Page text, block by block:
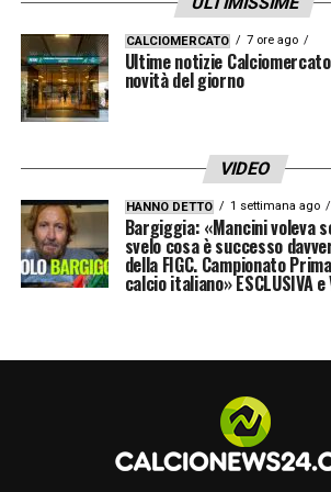
LA PLAYLIST DELLE NOSTRE
CALCIOMERCATO 7 ore ago
Ultime notizie
novità del giorno
VIDEO
HANNO DETTO 1 settimana ago
Bargiggia: «Mancini voleva
svelo cosa è successo
della FIGC. Campionato
calcio italiano» ESCLUSIVA e